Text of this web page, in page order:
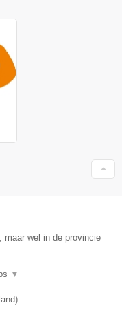
maar wel in de provincie
▼
)